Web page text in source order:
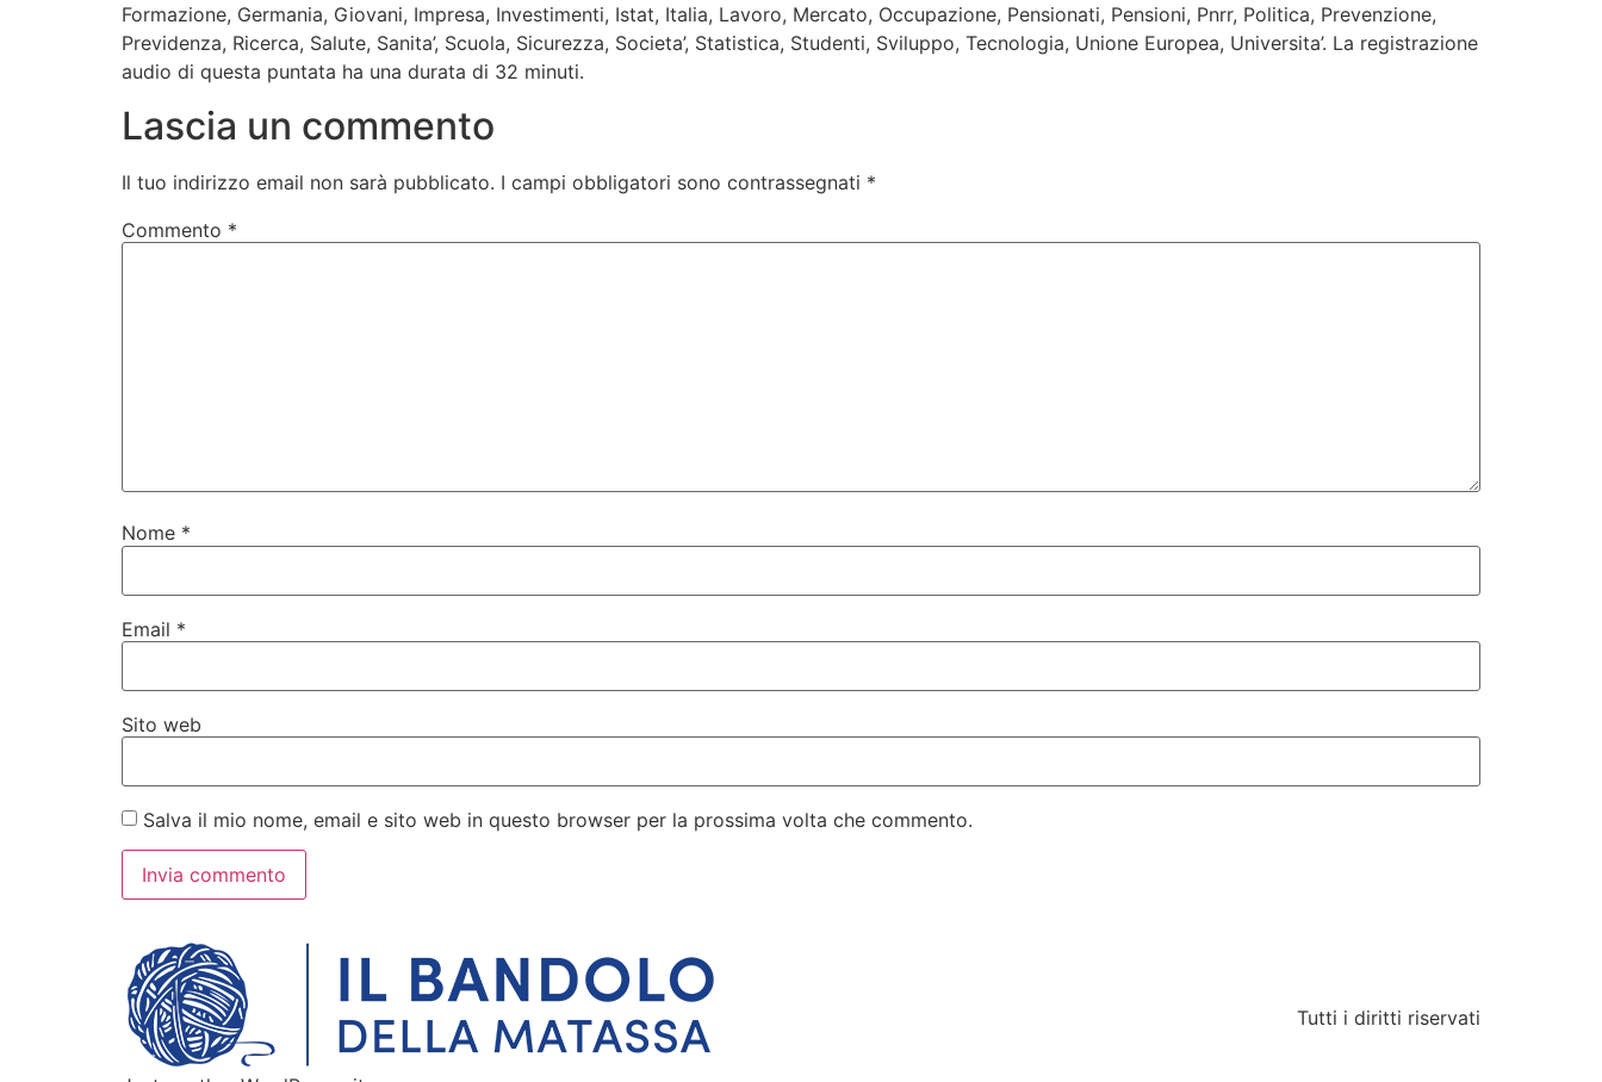
Formazione, Germania, Giovani, Impresa, Investimenti, Istat, Italia, Lavoro, Mercato, Occupazione, Pensionati, Pensioni, Pnrr, Politica, Prevenzione,
Previdenza, Ricerca, Salute, Sanita’, Scuola, Sicurezza, Societa’, Statistica, Studenti, Sviluppo, Tecnologia, Unione Europea, Universita’. La registrazione
audio di questa puntata ha una durata di 32 minuti.
Lascia un commento
Il tuo indirizzo email non sarà pubblicato. I campi obbligatori sono contrassegnati *
Commento *
Nome *
Email *
Sito web
Salva il mio nome, email e sito web in questo browser per la prossima volta che commento.
Tutti i diritti riservati